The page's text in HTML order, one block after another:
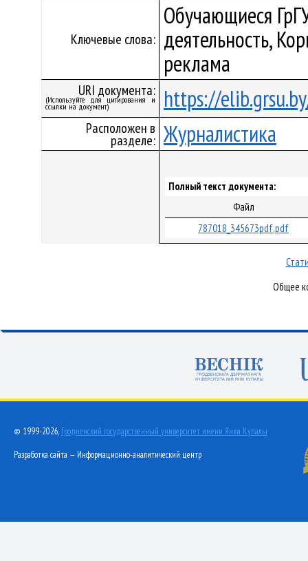
Ключевые слова:
Обучающиеся
деятельность,
реклама
URI документа:
(Используйте для цитирования и
ссылки на документ) https://
Расположен в
разделе: Журналистика
Полный текст документа:
Файл
787018_345673pdf.pdf
Общее
© 1999-2026, Гродненский государственный университет имени Янки Купалы
Разработка сайта — Информационно-аналитический центр